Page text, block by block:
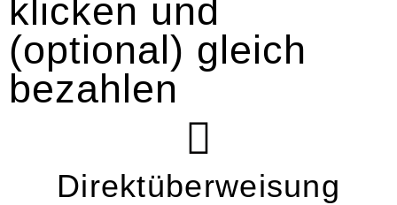
klicken und
(optional) gleich
bezahlen
Direktüberweisung